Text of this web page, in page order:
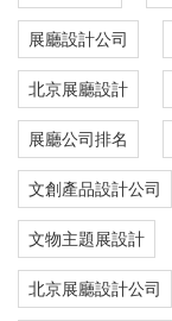
展廳設計公司
北京展廳設計
展廳公司排名
文創產品設計公司
文物主題展設計
北京展廳設計公司